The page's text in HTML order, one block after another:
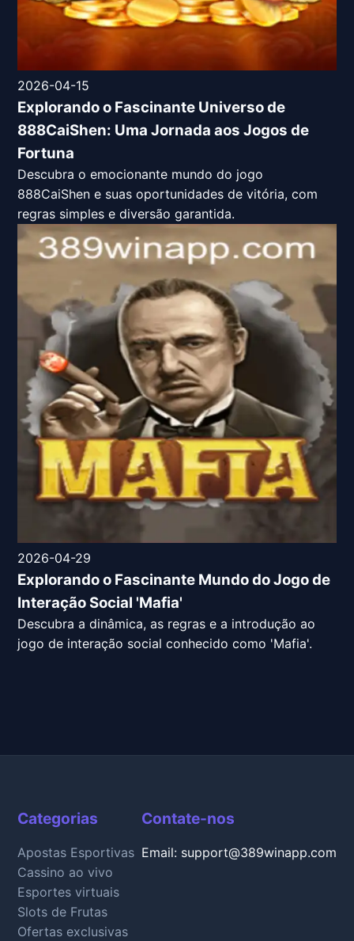
2026-04-15
Explorando o Fascinante Universo de
888CaiShen: Uma Jornada aos Jogos de
Fortuna
Descubra o emocionante mundo do jogo
888CaiShen e suas oportunidades de vitória, com
regras simples e diversão garantida.
2026-04-29
Explorando o Fascinante Mundo do Jogo de
Interação Social 'Mafia'
Descubra a dinâmica, as regras e a introdução ao
jogo de interação social conhecido como 'Mafia'.
Categorias
Apostas Esportivas
Cassino ao vivo
Esportes virtuais
Slots de Frutas
Ofertas exclusivas
Contate-nos
Email: support@389winapp.com